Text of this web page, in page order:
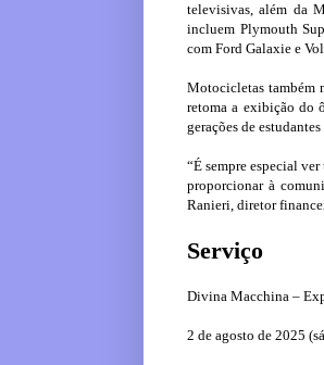
televisivas, além da
incluem Plymouth
com Ford Galaxie e
Motocicletas também
retoma a exibição do
gerações de
“É sempre especial
proporcionar à
Ranieri, diretor
Serviço
Divina Macchina –
2 de agosto de 2025